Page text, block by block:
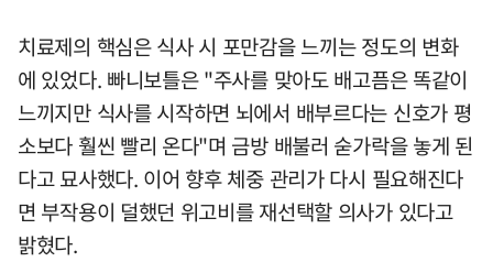
치료제의 핵심은 식사 시 포만감을 느끼는 정도의 변화
에 있었다. 빠니보틀은 "주사를 맞아도 배고픔은 똑같이
느끼지만 식사를 시작하면 뇌에서 배부르다는 신호가 평
소보다 훨씬 빨리 온다"며 금방 배불러 숟가락을 놓게 된
다고 묘사했다. 이어 향후 체중 관리가 다시 필요해진다
면 부작용이 덜했던 위고비를 재선택할 의사가 있다고
밝혔다.